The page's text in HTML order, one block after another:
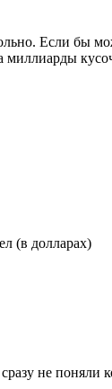
Если бы
(в долларах)
не поняли